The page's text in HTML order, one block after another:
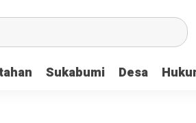
Sukabumi Desa